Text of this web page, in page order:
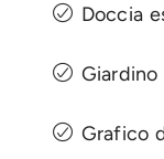
Doccia
Giardino
Grafico